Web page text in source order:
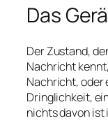
Das
Der Zustand,
Nachricht
Nachricht, oder
Dringlichkeit,
nichts davon ist